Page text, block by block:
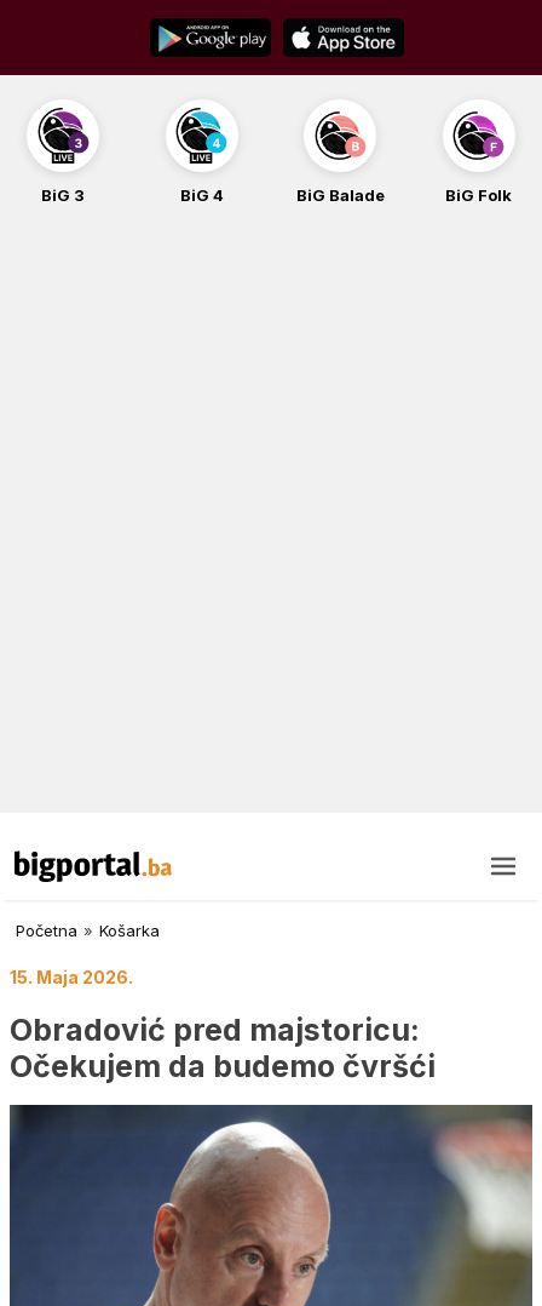
content
BiG 3 BiG 4 BiG Balade BiG Folk
Početna » Košarka
15. Maja 2026.
Obradović pred majstoricu:
Očekujem da budemo čvršći